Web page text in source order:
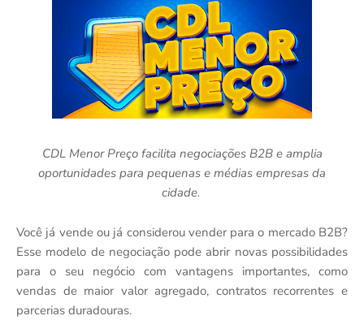
CDL Menor Preço facilita negociações B2B e amplia
oportunidades para pequenas e médias empresas da
cidade.
Você já vende ou já considerou vender para o mercado B2B?
Esse modelo de negociação pode abrir novas possibilidades
para o seu negócio com vantagens importantes, como
vendas de maior valor agregado, contratos recorrentes e
parcerias duradouras.